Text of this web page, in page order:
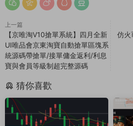
上一篇
【京唯淘V10搶單系統】四月全新
UI唯品會京東淘寶自動搶單區塊系
統源碼帶搶單/接單傭金返利/利息
寶與會員等級制超完整源碼
仿火
猜你喜歡